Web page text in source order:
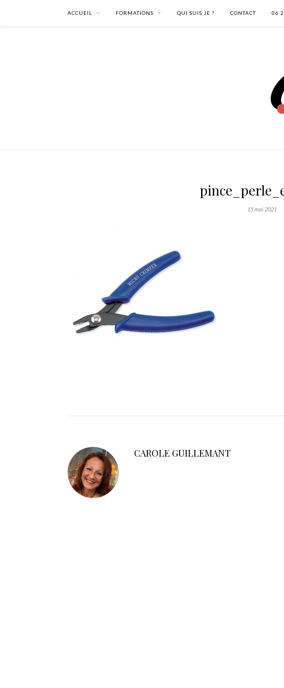
ACCUEIL FORMATIONS QUI SUIS JE ? CONTACT 06
15 mai 2021
CAROLE GUILLEMANT